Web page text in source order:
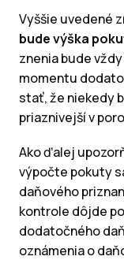
Vyššie uvedené
bude výška
znenia bude
momentu
stať, že niekedy
priaznivejší v
Ako ďalej
výpočte pokuty
daňového
kontrole dôjde po
dodatočného
oznámenia o